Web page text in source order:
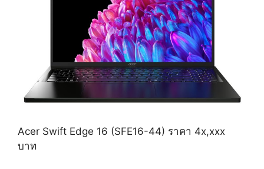
Acer Swift Edge 16 (SFE16-44) ราคา 4x,xxx
บาท